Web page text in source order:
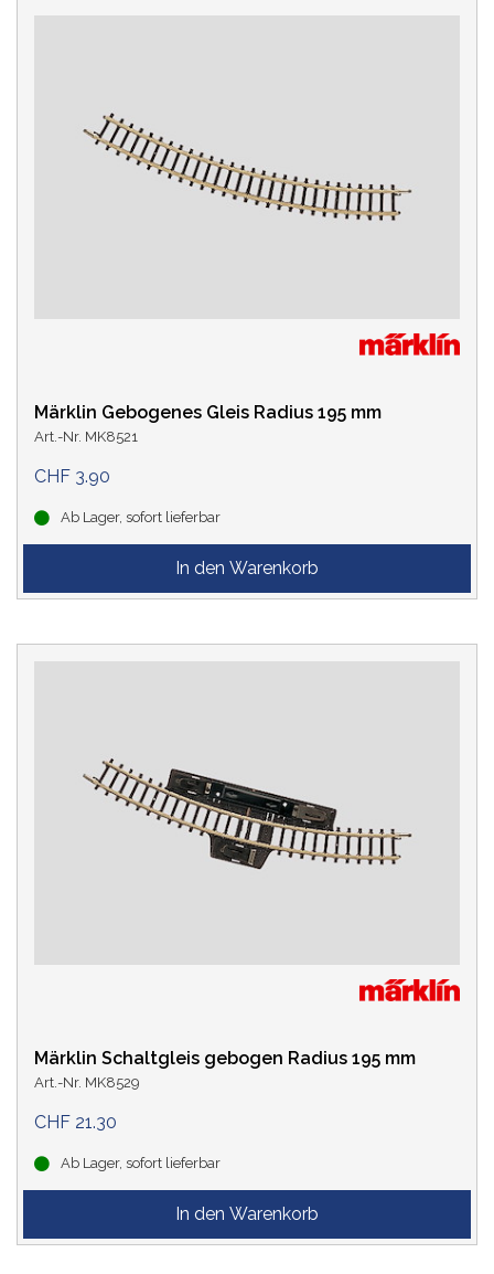
Märklin Gebogenes Gleis Radius 195 mm
Art.-Nr. MK8521
CHF 3.90
Ab Lager, sofort lieferbar
Märklin Schaltgleis gebogen Radius 195 mm
Art.-Nr. MK8529
CHF 21.30
Ab Lager, sofort lieferbar